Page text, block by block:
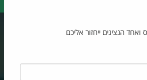
הנציגים ייחזור אליכם